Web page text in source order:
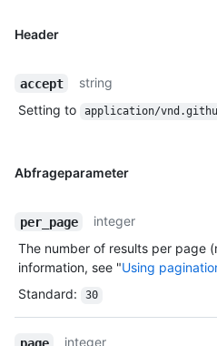
Header
accept
string
Setting to
application/
Abfrageparameter
per_page
integer
The number of results per page
information, see "Using
Standard: 30
page integer